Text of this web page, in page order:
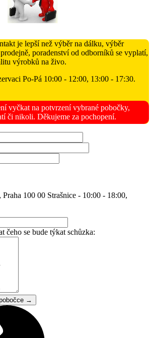
je lepší než výběr na dálku, výběr
poradenství od odborníků se vyplatí,
výrobků na živo.
Po-Pá 10:00 - 12:00, 13:00 - 17:30.
vyčkat na potvrzení vybrané pobočky,
či nikoli. Děkujeme za pochopení.
100 00 Strašnice - 10:00 - 18:00,
čeho se bude týkat schůzka:
→